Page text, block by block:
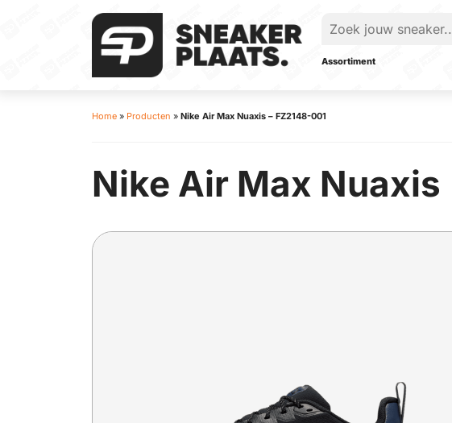
Assortiment
Home » Producten » Nike Air Max Nuaxis – FZ2148-001
Nike Air Max Nuaxis